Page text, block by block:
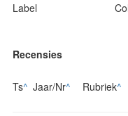
Label
Recensies
Ts^ Jaar/Nr^ Rubriek^